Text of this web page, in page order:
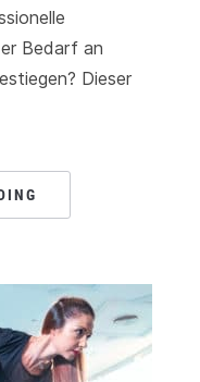
Bedarf an
Dieser